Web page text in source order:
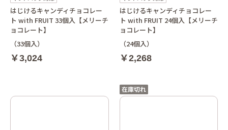
はじけるキャンディチョコレー
ト with FRUIT 33個入【メリーチ
ョコレート】
（33個入）
￥3,024
はじけるキャンディチョコレー
ト with FRUIT 24個入【メリーチ
ョコレート】
（24個入）
￥2,268